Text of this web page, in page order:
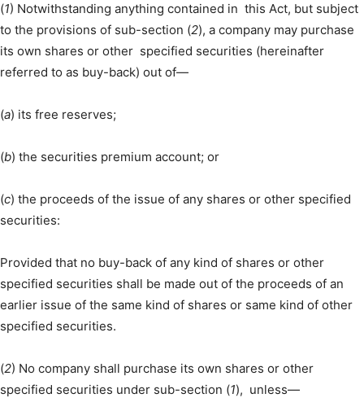
(1) Notwithstanding anything contained in this Act, but subject
to the provisions of sub-section (2), a company may purchase
its own shares or other specified securities (hereinafter
referred to as buy-back) out of—
(a) its free reserves;
(b) the securities premium account; or
(c) the proceeds of the issue of any shares or other specified
securities:
Provided that no buy-back of any kind of shares or other
specified securities shall be made out of the proceeds of an
earlier issue of the same kind of shares or same kind of other
specified securities.
(2) No company shall purchase its own shares or other
specified securities under sub-section (1), unless—